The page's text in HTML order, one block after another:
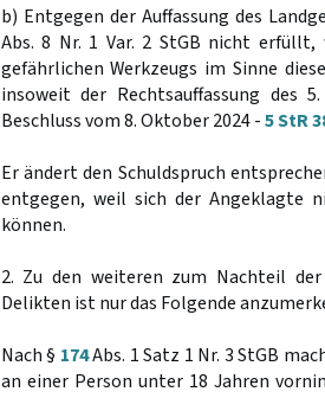
b) Entgegen der Auffassung des
Abs. 8 Nr. 1 Var. 2 StGB nicht
gefährlichen Werkzeugs im Sinne
insoweit der Rechtsauffassung des
Beschluss vom 8. Oktober 2024 -5 StR
Er ändert den Schuldspruch
entgegen, weil sich der Angeklagte
können.
2. Zu den weiteren zum Nachteil
Delikten ist nur das Folgende
Nach § 174Abs. 1 Satz 1 Nr. 3 StGB
an einer Person unter 18 Jahren